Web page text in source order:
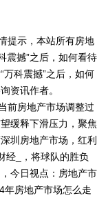
提示，本站所有房地
震撼”之后，如何看待
科震撼”之后，如何
资讯作者。
前房地产市场调整过
缓释下滑压力，聚焦
圳房地产市场，红利
经_，将球队的胜负
今日视点：房地产市
年房地产市场怎么走